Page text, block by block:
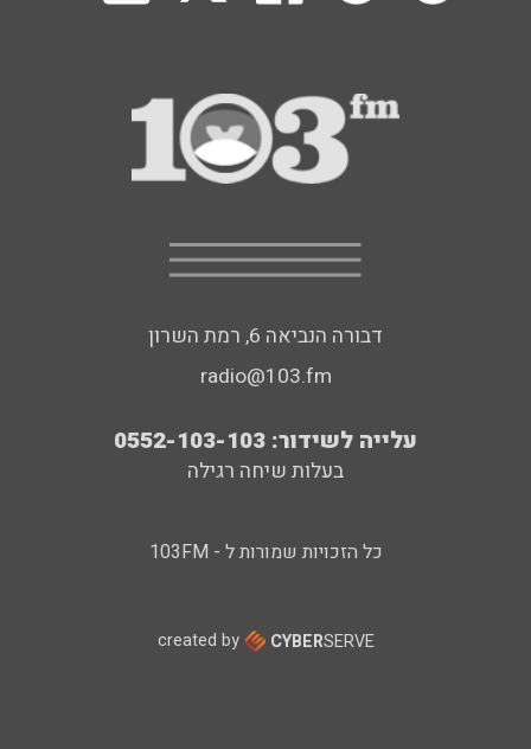
דבורה הנביאה 6, רמת השרון
radio@103.fm
עלייה לשידור: 0552-103-103
בעלות שיחה רגילה
כל הזכויות שמורות ל - 103FM
created by CYBERSERVE